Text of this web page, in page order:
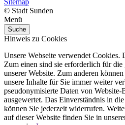
© Stadt Sunden
Menü
Suche
Hinweis zu Cookies
Unsere Webseite verwendet Cookies.
Zum einen sind sie erforderlich für
unserer Website. Zum anderen
unsere Inhalte für Sie immer weiter
pseudonymisierte Daten von Website-
ausgewertet. Das Einverständnis in
können Sie jederzeit widerrufen.
auf dieser Website finden Sie in